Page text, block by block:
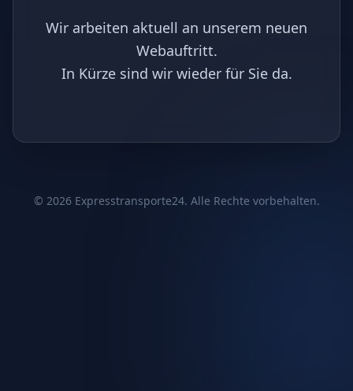
Wir arbeiten aktuell an unserem neuen
Webauftritt.
In Kürze sind wir wieder für Sie da.
© 2026Expresstransporte24. Alle Rechte vorbehalten.